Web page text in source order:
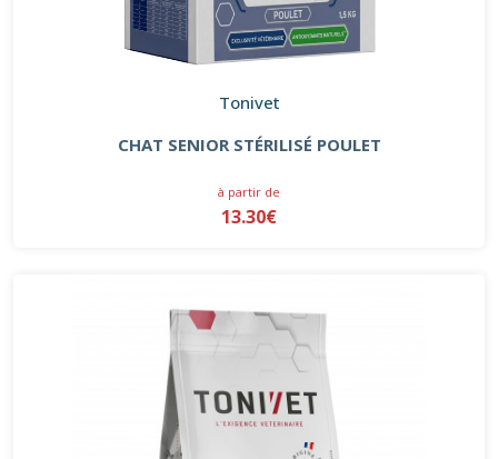
Tonivet
CHAT SENIOR STÉRILISÉ POULET
à partir de
13.30€